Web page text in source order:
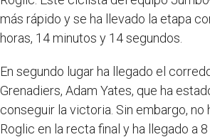
más rápido y se ha llevado la etapa
horas, 14 minutos y 14 segundos.
En segundo lugar ha llegado el
Grenadiers, Adam Yates, que ha
conseguir la victoria. Sin embargo, no
Roglic en la recta final y ha llegado a